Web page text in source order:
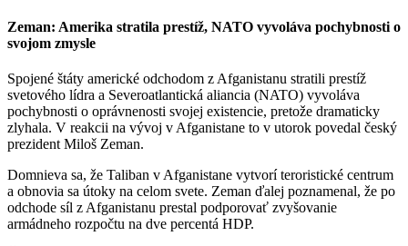
Zeman: Amerika stratila prestíž, NATO vyvoláva pochybnosti o
svojom zmysle
Spojené štáty americké odchodom z Afganistanu stratili prestíž
svetového lídra a Severoatlantická aliancia (NATO) vyvoláva
pochybnosti o oprávnenosti svojej existencie, pretože dramaticky
zlyhala. V reakcii na vývoj v Afganistane to v utorok povedal český
prezident Miloš Zeman.
Domnieva sa, že Taliban v Afganistane vytvorí teroristické centrum
a obnovia sa útoky na celom svete. Zeman ďalej poznamenal, že po
odchode síl z Afganistanu prestal podporovať zvyšovanie
armádneho rozpočtu na dve percentá HDP.